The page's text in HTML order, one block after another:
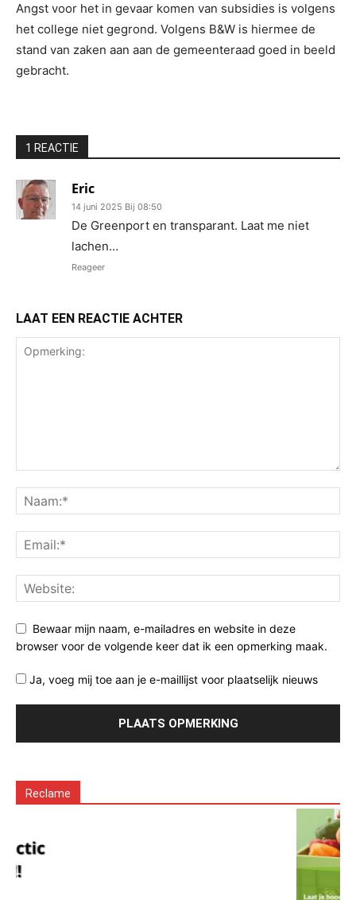
Angst voor het in gevaar komen van subsidies is volgens
het college niet gegrond. Volgens B&W is hiermee de
stand van zaken aan aan de gemeenteraad goed in beeld
gebracht.
1 REACTIE
Eric
14 juni 2025 Bij 08:50
De Greenport en transparant. Laat me niet
lachen…
Reageer
LAAT EEN REACTIE ACHTER
Bewaar mijn naam, e-mailadres en website in deze
browser voor de volgende keer dat ik een opmerking maak.
Ja, voeg mij toe aan je e-maillijst voor plaatselijk nieuws
Reclame